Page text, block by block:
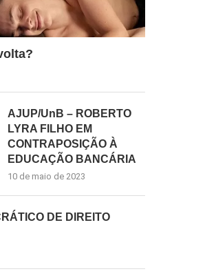
AJUP/UnB – ROBERTO
LYRA FILHO EM
CONTRAPOSIÇÃO À
EDUCAÇÃO BANCÁRIA
10 de maio de 2023
DE DIREITO